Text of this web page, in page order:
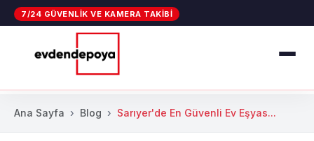
7/24 GÜVENLIK VE KAMERA TAKIBI
Ana Sayfa Blog Sarıyer'de En Güvenli Ev Eşyas...